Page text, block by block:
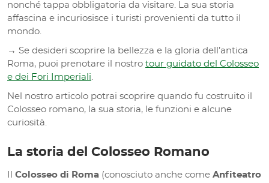
nonché tappa obbligatoria da visitare. La sua storia
affascina e incuriosisce i turisti provenienti da tutto il
mondo.
→ Se desideri scoprire la bellezza e la gloria dell’antica
Roma, puoi prenotare il nostro tour guidato del Colosseo
e dei Fori Imperiali.
Nel nostro articolo potrai scoprire quando fu costruito il
Colosseo romano, la sua storia, le funzioni e alcune
curiosità.
La storia del Colosseo Romano
Colosseo di Roma (conosciuto anche come Anfiteatro